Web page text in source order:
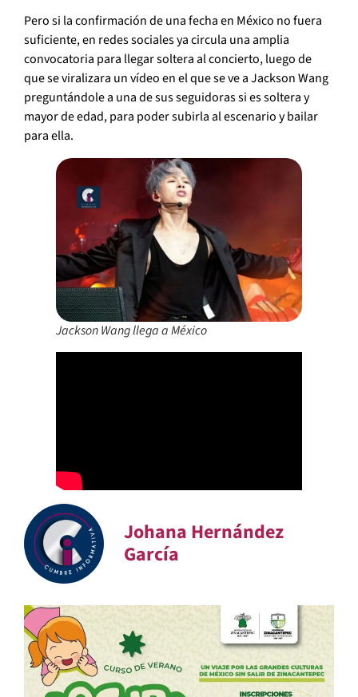
Pero si la confirmación de una fecha en México no fuera
suficiente, en redes sociales ya circula una amplia
convocatoria para llegar soltera al concierto, luego de
que se viralizara un vídeo en el que se ve a Jackson Wang
preguntándole a una de sus seguidoras si es soltera y
mayor de edad, para poder subirla al escenario y bailar
para ella.
Jackson Wang llega a México
Johana Hernández
García